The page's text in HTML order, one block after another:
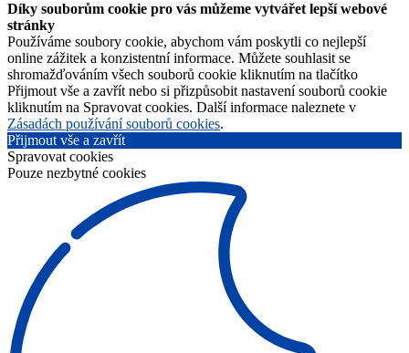
Díky souborům cookie pro vás můžeme vytvářet lepší webové
stránky
Používáme soubory cookie, abychom vám poskytli co nejlepší
online zážitek a konzistentní informace. Můžete souhlasit se
shromažďováním všech souborů cookie kliknutím na tlačítko
Přijmout vše a zavřít nebo si přizpůsobit nastavení souborů cookie
kliknutím na Spravovat cookies. Další informace naleznete v
Zásadách používání souborů cookies.
Přijmout vše a zavřít
Spravovat cookies
Pouze nezbytné cookies